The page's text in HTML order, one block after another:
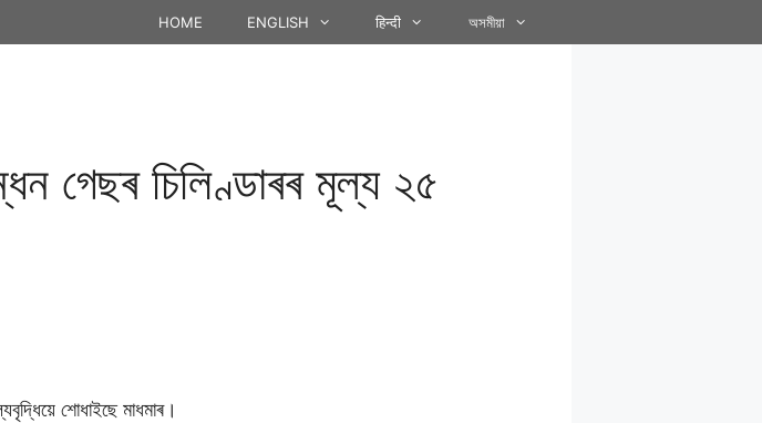
HOME ENGLISH हिन्दी অসমীয়া
গেছৰ চিলিণ্ডাৰৰ মূল্য ২৫
শোধাইছে মাধমাৰ।